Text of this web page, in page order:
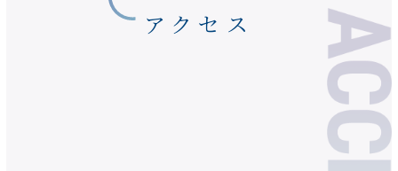
アクセス